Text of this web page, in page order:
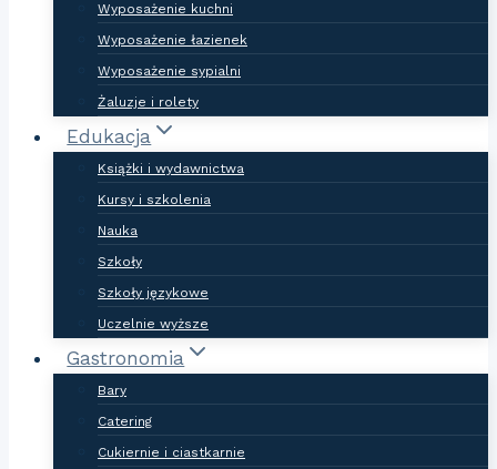
Wyposażenie kuchni
Wyposażenie łazienek
Wyposażenie sypialni
Żaluzje i rolety
Edukacja
Książki i wydawnictwa
Kursy i szkolenia
Nauka
Szkoły
Szkoły językowe
Uczelnie wyższe
Gastronomia
Bary
Catering
Cukiernie i ciastkarnie